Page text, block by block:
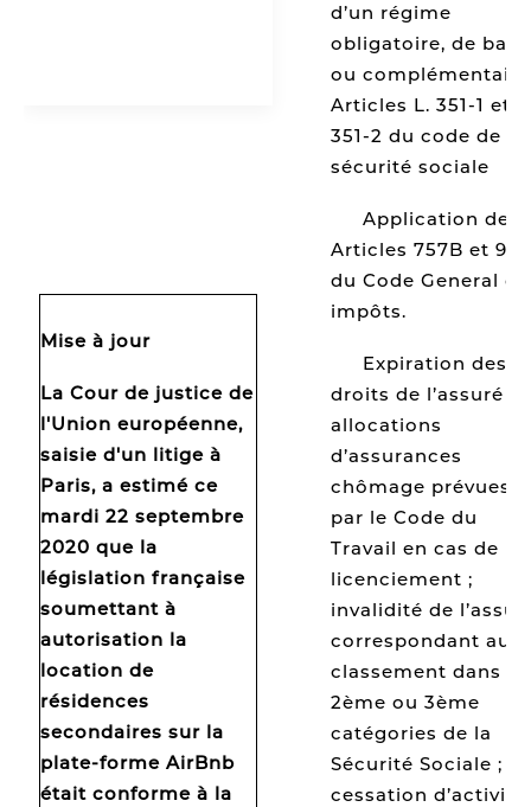
d’un régime
obligatoire, de base
ou complémentaire
Articles L. 351-1 et
351-2 du code de la
sécurité sociale
Application des
Articles 757B et
du Code General
impôts.
Expiration des
droits de l’assuré
allocations
d’assurances
chômage prévues
par le Code du
Travail en cas de
licenciement ;
invalidité de
correspondant au
classement dans
2ème ou 3ème
catégories de la
Sécurité Sociale ;
cessation d’activité
Mise à jour
La Cour de justice de
l'Union européenne,
saisie d'un litige à
Paris, a estimé ce
mardi 22 septembre
2020 que la
législation française
soumettant à
autorisation la
location de
résidences
secondaires sur la
plate-forme AirBnb
était conforme à la